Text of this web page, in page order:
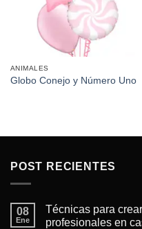
ANIMALES
Globo Conejo y Número Uno
POST RECIENTES
08
Ene
Técnicas para
profesionales en